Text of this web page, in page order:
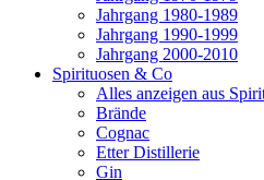
Jahrgang 1980-1989
Jahrgang 1990-1999
Jahrgang 2000-2010
Spirituosen & Co
Alles anzeigen aus
Brände
Cognac
Etter Distillerie
Gin